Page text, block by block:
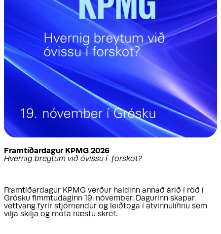
Framtíðardagur KPMG 2026
Hvernig breytum við óvissu í forskot?
Framtíðardagur KPMG verður haldinn annað árið í röð í
Grósku fimmtudaginn 19. nóvember. Dagurinn skapar
vettvang fyrir stjórnendur og leiðtoga í atvinnulífinu sem
vilja skilja og móta næstu skref.